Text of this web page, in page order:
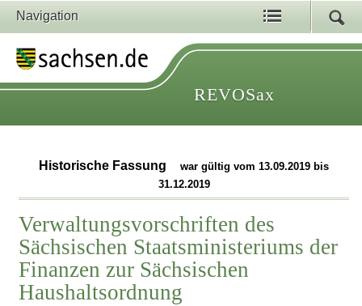
Navigation
REVOSax
Historische Fassung
war gültig vom 13.09.2019 bis
31.12.2019
Verwaltungsvorschriften des
Sächsischen Staatsministeriums der
Finanzen zur Sächsischen
Haushaltsordnung